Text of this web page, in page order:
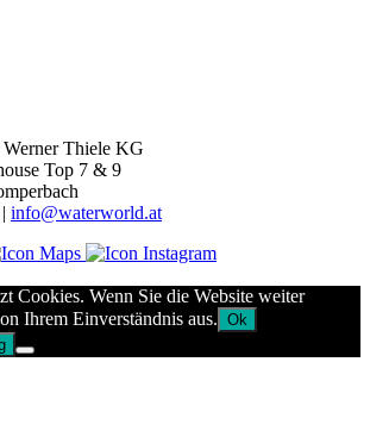
Werner Thiele KG
Top 7 & 9
| info@waterworld.at
Cookies. Wenn Sie die Website weiter
Ihrem Einverständnis aus. Ok